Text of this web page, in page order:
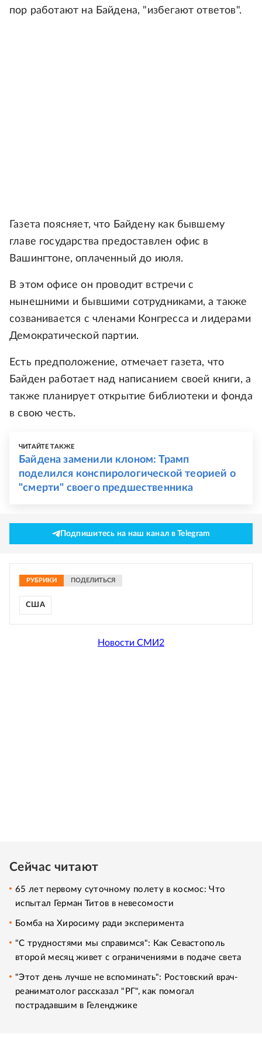
пор работают на Байдена, "избегают ответов".
Газета поясняет, что Байдену как бывшему
главе государства предоставлен офис в
Вашингтоне, оплаченный до июля.
В этом офисе он проводит встречи с
нынешними и бывшими сотрудниками, а также
созванивается с членами Конгресса и лидерами
Демократической партии.
Есть предположение, отмечает газета, что
Байден работает над написанием своей книги, а
также планирует открытие библиотеки и фонда
в свою честь.
ЧИТАЙТЕ ТАКЖЕ
Байдена заменили клоном: Трамп
поделился конспирологической теорией о
"смерти" своего предшественника
Подпишитесь на наш канал в Telegram
РУБРИКИ ПОДЕЛИТЬСЯ
США
Новости СМИ2
Сейчас читают
65 лет первому суточному полету в космос: Что
испытал Герман Титов в невесомости
Бомба на Хиросиму ради эксперимента
"С трудностями мы справимся": Как Севастополь
второй месяц живет с ограничениями в подаче света
"Этот день лучше не вспоминать": Ростовский врач-
реаниматолог рассказал "РГ", как помогал
пострадавшим в Геленджике